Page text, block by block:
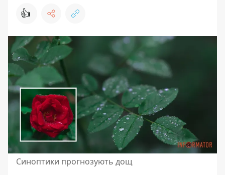
👍
Синоптики прогнозують дощ